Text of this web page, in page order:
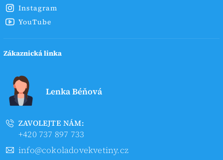
Instagram
YouTube
Zákaznická linka
Lenka Béňová
ZAVOLEJTE NÁM:
+420 737 897 733
info@cokoladovekvetiny.cz